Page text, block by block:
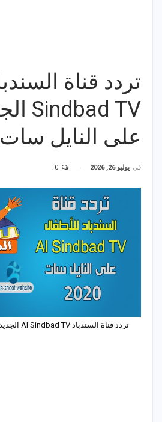
على النايل سات
في يوليو 26, 2026
تردد قناة السندباد Al Sindbad TV الجديد 2024 على النايل سات